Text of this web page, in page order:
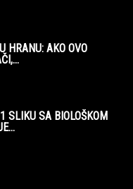
HRANU: AKO OVO
SLIKU SA BIOLOŠKOM